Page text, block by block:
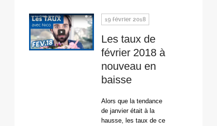
19 février 2018
Les taux de
février 2018 à
nouveau en
baisse
Alors que la tendance
de janvier était à la
hausse, les taux de ce